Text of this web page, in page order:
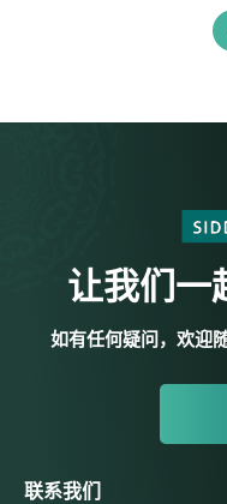
让我们一
如有任何疑问，欢迎
联系我们